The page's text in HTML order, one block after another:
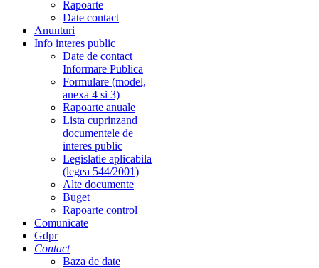
Rapoarte
Date contact
Anunturi
Info interes public
Date de contact
Informare Publica
Formulare (model,
anexa 4 si 3)
Rapoarte anuale
Lista cuprinzand
documentele de
interes public
Legislatie aplicabila
(legea 544/2001)
Alte documente
Buget
Rapoarte control
Comunicate
Gdpr
Contact
Baza de date